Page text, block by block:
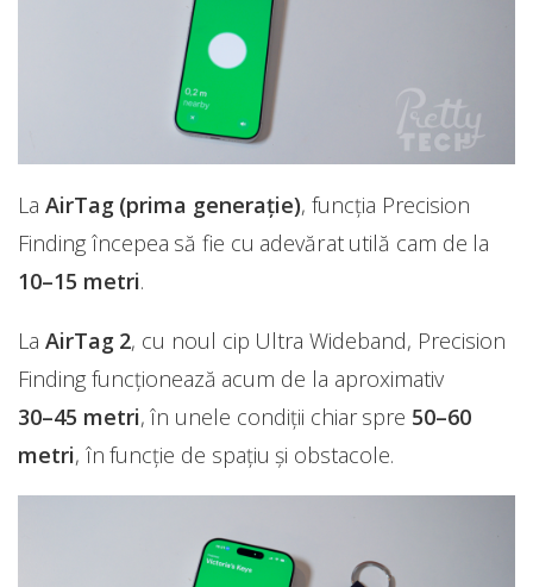
La AirTag (prima generație), funcția Precision
Finding începea să fie cu adevărat utilă cam de la
10–15 metri.
La AirTag 2, cu noul cip Ultra Wideband, Precision
Finding funcționează acum de la aproximativ
30–45 metri, în unele condiții chiar spre 50–60
metri, în funcție de spațiu și obstacole.